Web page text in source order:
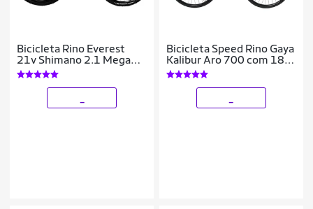
Bicicleta Rino Everest
21v Shimano 2.1 Mega
Ranger Hidraulico
Bicicleta Speed Rino Gaya
Kalibur Aro 700 com 18
Marchas – Freio a Disco –
Cubo Cassete